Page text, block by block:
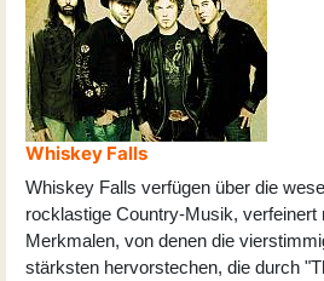
Whiskey Falls
Whiskey Falls verfügen über die
rocklastige Country-Musik, verfeinert
Merkmalen, von denen die
stärksten hervorstechen, die durch